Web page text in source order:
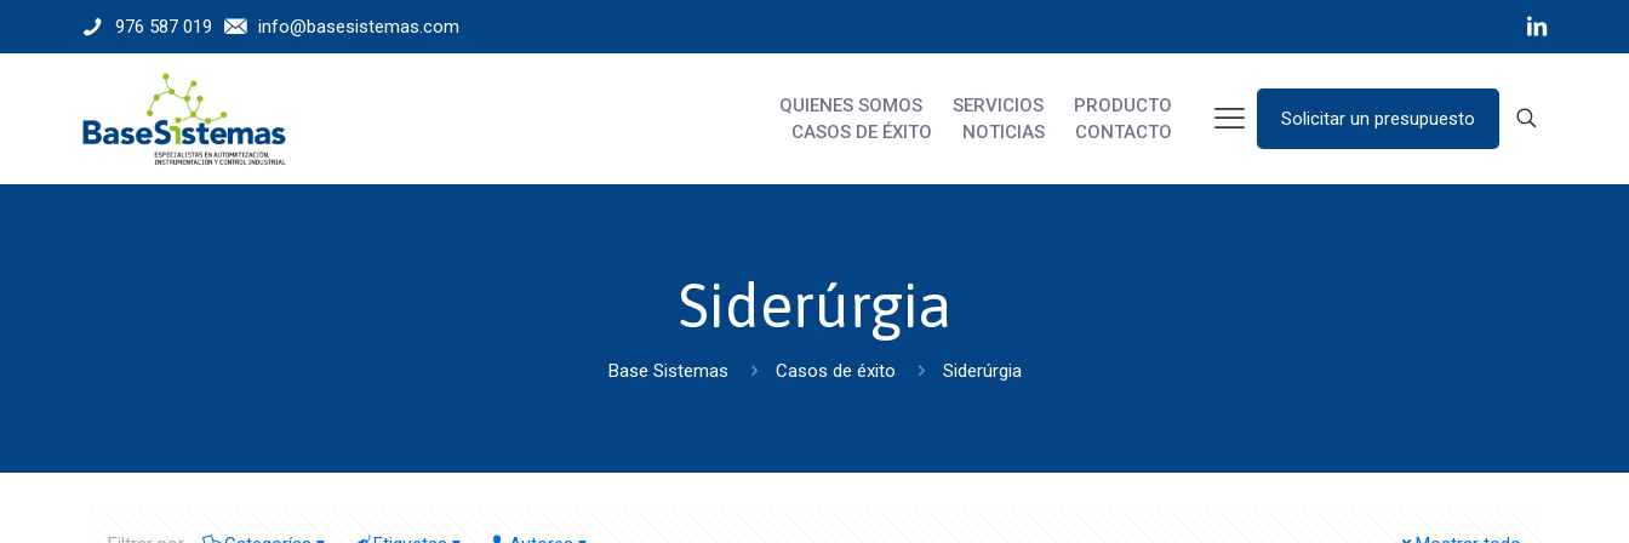
976 587 019 info@basesistemas.com
QUIENES SOMOS SERVICIOS
PRODUCTO
CASOS DE ÉXITO
NOTICIAS CONTACTO
Solicitar un presupuesto
Siderúrgia
Base Sistemas Casos de éxito Siderúrgia